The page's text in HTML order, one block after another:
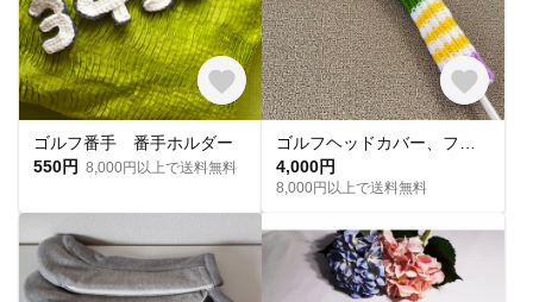
ゴルフ番手 番手ホルダー
550円 8,000円以上で送料無料
4,000円
8,000円以上で送料無料